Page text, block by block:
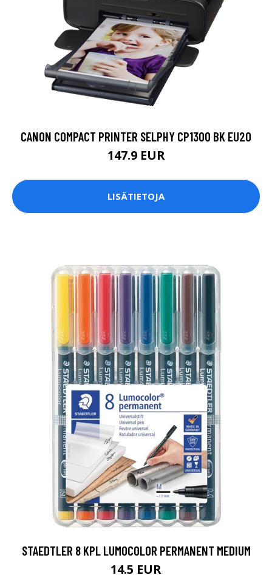
CANON COMPACT PRINTER SELPHY CP1300 BK EU20
147.9 EUR
LISÄTIETOJA
STAEDTLER 8 KPL LUMOCOLOR PERMANENT MEDIUM
14.5 EUR